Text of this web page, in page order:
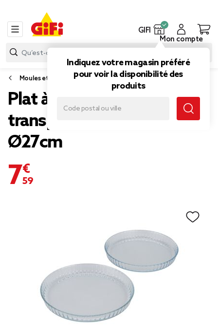
GIFI
Indiquez votre magasin préféré
pour voir la disponibilité des
produits
Mon compte
Moules et emporte-pièces
Plat à tarte x2 verre
transparent Ø30 et
Ø27cm
7,59 €